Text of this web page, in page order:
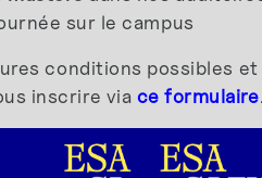
sur le campus
conditions possibles
inscrire via ce formulaire.